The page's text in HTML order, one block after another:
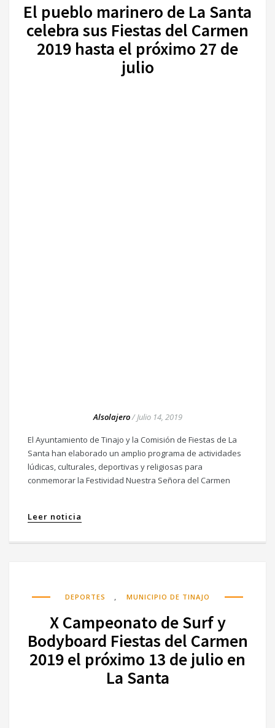
El pueblo marinero de La Santa
celebra sus Fiestas del Carmen
2019 hasta el próximo 27 de
julio
Alsolajero/Julio 14, 2019
El Ayuntamiento de Tinajo y la Comisión de Fiestas de La
Santa han elaborado un amplio programa de actividades
lúdicas, culturales, deportivas y religiosas para
conmemorar la Festividad Nuestra Señora del Carmen
Leer noticia
DEPORTES , MUNICIPIO DE TINAJO
X Campeonato de Surf y
Bodyboard Fiestas del Carmen
2019 el próximo 13 de julio en
La Santa